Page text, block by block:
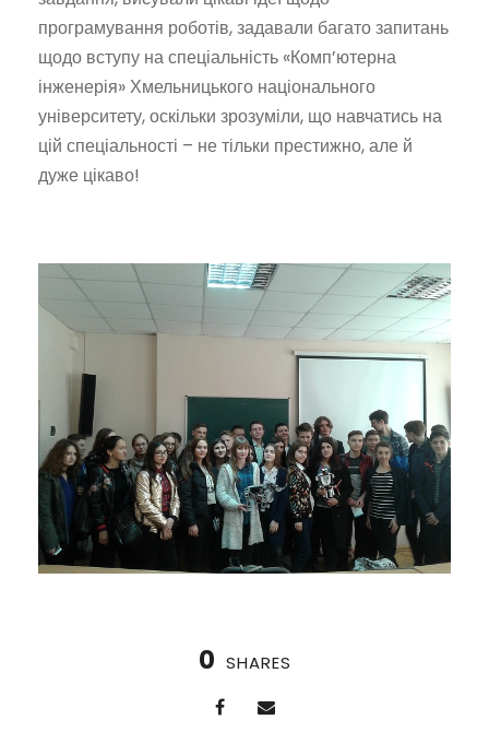
програмування роботів, задавали багато запитань
щодо вступу на спеціальність «Комп’ютерна
інженерія» Хмельницького національного
університету, оскільки зрозуміли, що навчатись на
цій спеціальності – не тільки престижно, але й
дуже цікаво!
0 SHARES